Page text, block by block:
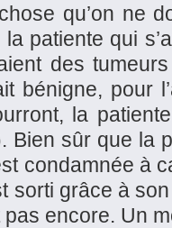
qu’on ne
la patiente qui
des
bénigne, pour
la
Bien sûr que la
condamnée à
sorti grâce à
pas encore. Un